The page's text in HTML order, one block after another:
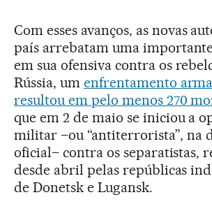
Com esses avanços, as novas
país arrebatam uma
em sua ofensiva contra os
Rússia, um enfrentamento
resultou em pelo menos 270
que em 2 de maio se iniciou a
militar –ou “antiterrorista”, na
oficial– contra os separatistas,
desde abril pelas repúblicas
de Donetsk e Lugansk.